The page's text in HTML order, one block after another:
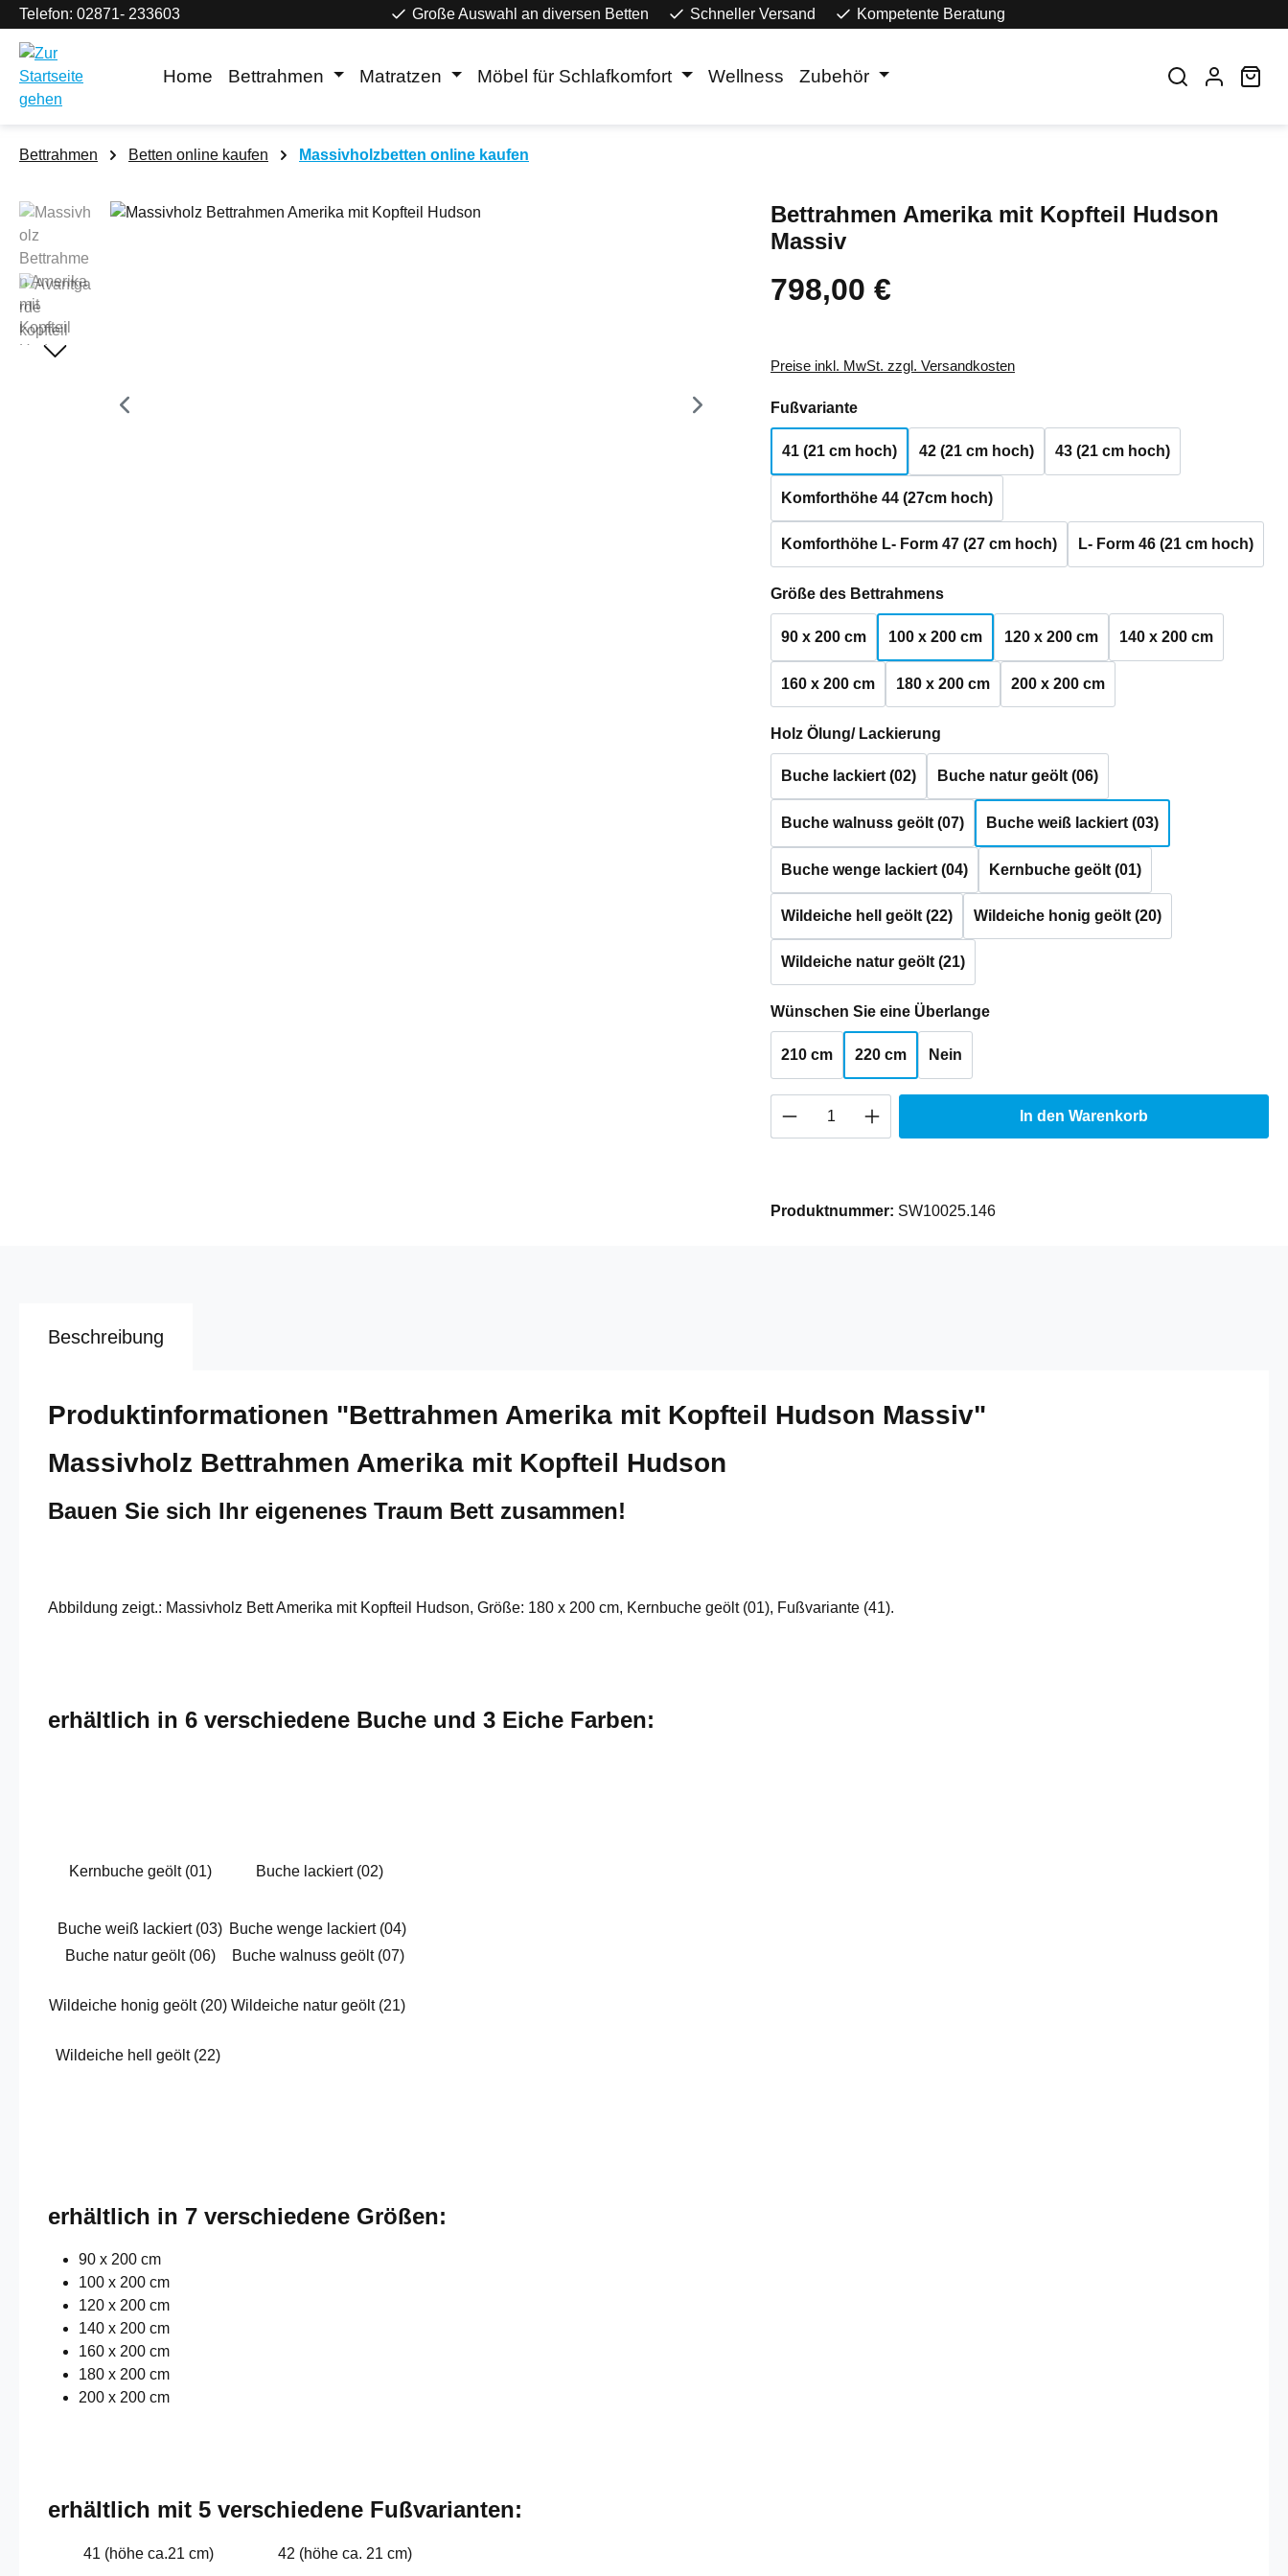
Hauptinhalt springen
Zur Suche springen
Zur Hauptnavigation springen
Telefon: 02871- 233603 Große Auswahl an diversen Betten Schneller Versand Kompetente Beratung
Home Bettrahmen Matratzen Möbel für Schlafkomfort Wellness Zubehör
Bettrahmen Betten online kaufen Massivholzbetten online kaufen
Bildergalerie überspringen
Bettrahmen Amerika mit Kopfteil Hudson
Massiv
Regulärer Preis:
798,00 €
Preise inkl. MwSt. zzgl. Versandkosten
Fußvarianteauswählen
41 (21 cm hoch) 42 (21 cm hoch) 43 (21 cm hoch)
Komforthöhe 44 (27cm hoch)
Komforthöhe L- Form 47 (27 cm hoch) L- Form 46 (21 cm hoch)
Größe des Bettrahmensauswählen
90 x 200 cm 100 x 200 cm 120 x 200 cm 140 x 200 cm
160 x 200 cm 180 x 200 cm 200 x 200 cm
Holz Ölung/ Lackierung
Buche lackiert (02) Buche natur geölt (06)
Buche walnuss geölt (07) Buche weiß lackiert (03)
Buche wenge lackiert (04) Kernbuche geölt (01)
Wildeiche hell geölt (22) Wildeiche honig geölt (20)
Wildeiche natur geölt (21)
Wünschen Sie eine Überlangeauswählen
210 cm 220 cm Nein
Produkt Anzahl: Gib den gewünschten Wert ein
In den Warenkorb
Produktnummer: SW10025.146
Beschreibung
Produktinformationen "Bettrahmen Amerika mit Kopfteil Hudson Massiv"
Massivholz Bettrahmen Amerika mit Kopfteil Hudson
Bauen Sie sich Ihr eigenenes Traum Bett zusammen!
Abbildung zeigt.: Massivholz Bett Amerika mit Kopfteil Hudson, Größe: 180 x 200 cm, Kernbuche geölt (01), Fußvariante (41).
erhältlich in 6 verschiedene Buche und 3 Eiche Farben:
Kernbuche geölt (01) Buche lackiert (02)
Buche weiß lackiert (03) Buche wenge lackiert (04)
Buche natur geölt (06)
Buche walnuss geölt (07)
Wildeiche honig geölt (20) Wildeiche natur geölt (21)
Wildeiche hell geölt (22)
erhältlich in 7 verschiedene Größen:
90 x 200 cm
100 x 200 cm
120 x 200 cm
140 x 200 cm
160 x 200 cm
180 x 200 cm
200 x 200 cm
erhältlich mit 5 verschiedene Fußvarianten:
41 (höhe ca.21 cm) 42 (höhe ca. 21 cm)